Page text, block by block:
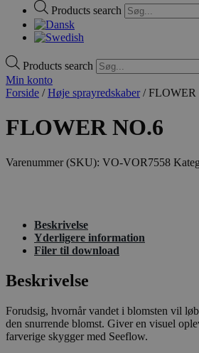
Products search
Products search
Min konto
Forside /Høje sprayredskaber/ FLOWER
FLOWER NO.6
Varenummer (SKU): VO-VOR7558
Beskrivelse
Yderligere information
Filer til download
Beskrivelse
Forudsig, hvornår vandet i blomsten vil
den snurrende blomst. Giver en visuel
farverige skygger med Seeflow.